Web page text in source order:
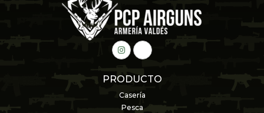
PRODUCTO
Casería
Pesca